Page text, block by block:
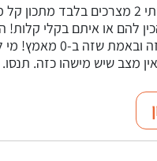
עד חצות קינדר ביתי 2 מצרכים בלבד
להם או איתם בקלי קלות!
יאהבו ויתענגו על זה ובאמת
מצב שיש מישהו כזה. תנסו.